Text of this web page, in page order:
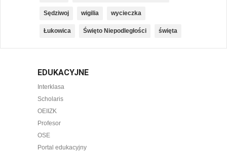
Sędziwoj wigilia wycieczka
Łukowica Święto Niepodległości święta
EDUKACYJNE
Interklasa
Scholaris
OEIIZK
Profesor
OSE
Portal edukacyjny